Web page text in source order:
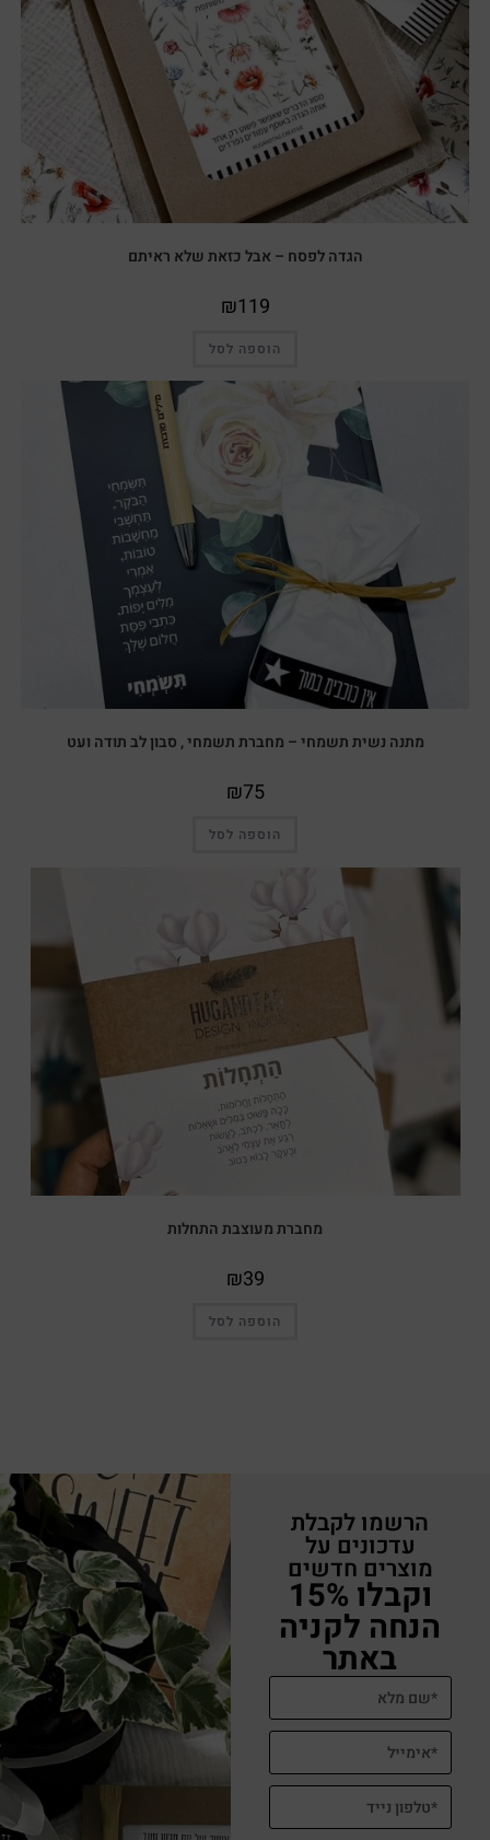
הגדה לפסח – אבל כזאת שלא ראיתם
₪119
הוספה לסל
מתנה נשית תשמחי – מחברת תשמחי , סבון לב תודה ועט
₪75
הוספה לסל
מחברת מעוצבת התחלות
₪39
הוספה לסל
הרשמו לקבלת
עדכונים על
מוצרים חדשים
וקבלו 15%
הנחה לקניה
באתר